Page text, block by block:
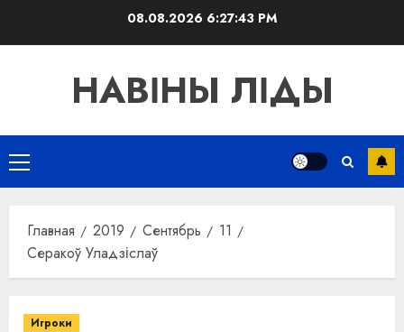
08.08.2026 6:27:43 PM
НАВІНЫ ЛІДЫ
Основное
меню
Главная 2019 Сентябрь
11
Серакоў Уладзіслаў
Игроки